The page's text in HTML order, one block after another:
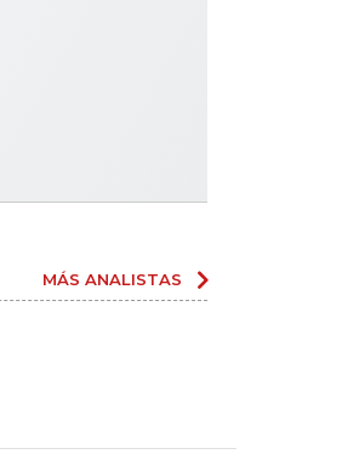
MÁS ANALISTAS